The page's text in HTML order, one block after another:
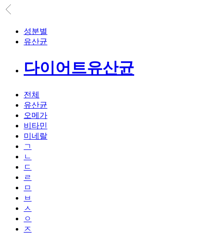
성분별
유산균
다이어트유산균
전체
유산균
오메가
비타민
미네랄
ㄱ
ㄴ
ㄷ
ㄹ
ㅁ
ㅂ
ㅅ
ㅇ
ㅈ